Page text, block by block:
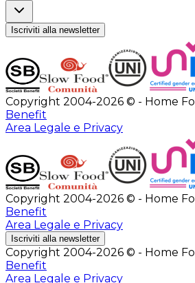
Iscriviti alla newsletter
Copyright 2004-2026 © - Home
Benefit
Area Legale e Privacy
Copyright 2004-2026 © - Home
Benefit
Area Legale e Privacy
Iscriviti alla newsletter
Copyright 2004-2026 © - Home
Benefit
Area Legale e Privacy